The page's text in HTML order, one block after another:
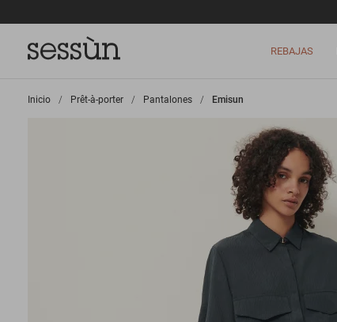
REBAJAS
Inicio >
Prêt-à-porter >
Pantalones >
Emisun